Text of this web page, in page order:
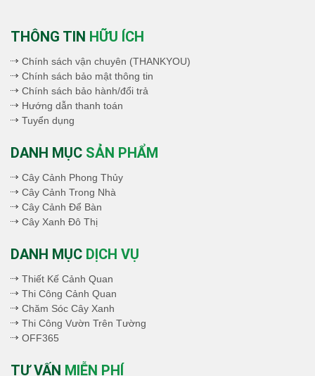
THÔNG TIN HỮU ÍCH
Chính sách vận chuyên (THANKYOU)
Chính sách bảo mật thông tin
Chính sách bảo hành/đổi trả
Hướng dẫn thanh toán
Tuyển dụng
DANH MỤC SẢN PHẨM
Cây Cảnh Phong Thủy
Cây Cảnh Trong Nhà
Cây Cảnh Để Bàn
Cây Xanh Đô Thị
DANH MỤC DỊCH VỤ
Thiết Kế Cảnh Quan
Thi Công Cảnh Quan
Chăm Sóc Cây Xanh
Thi Công Vườn Trên Tường
OFF365
TƯ VẤN MIỄN PHÍ